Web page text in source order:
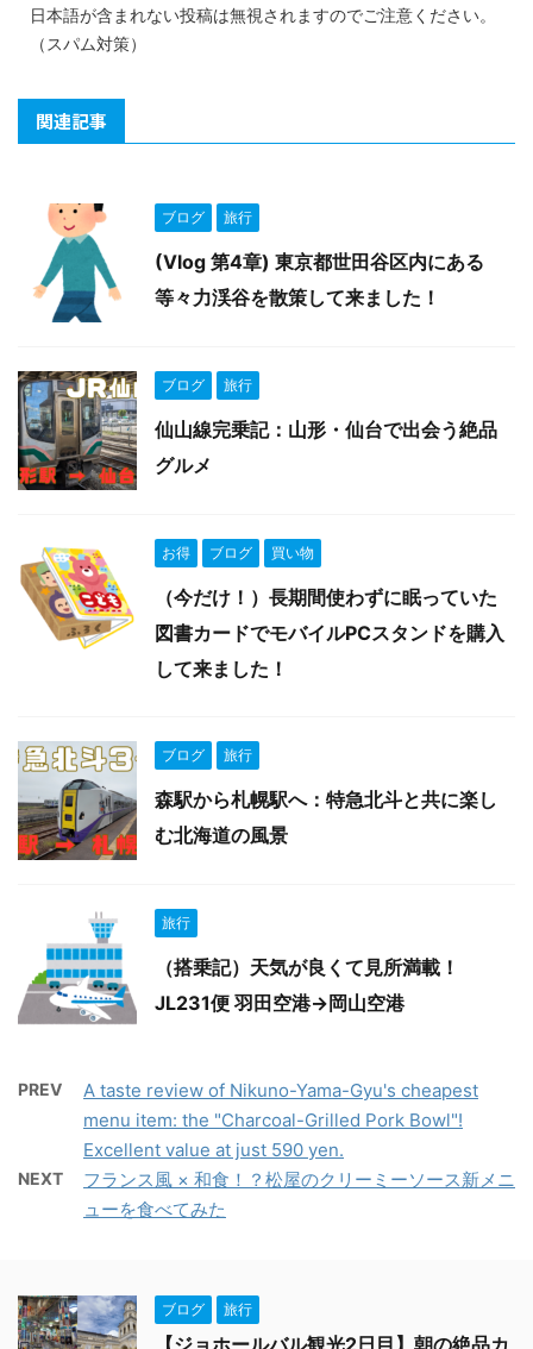
日本語が含まれない投稿は無視されますのでご注意ください。
（スパム対策）
関連記事
ブログ 旅行
(Vlog 第4章) 東京都世田谷区内にある
等々力渓谷を散策して来ました！
ブログ 旅行
仙山線完乗記：山形・仙台で出会う絶品
グルメ
お得 ブログ 買い物
（今だけ！）長期間使わずに眠っていた
図書カードでモバイルPCスタンドを購入
して来ました！
ブログ 旅行
森駅から札幌駅へ：特急北斗と共に楽し
む北海道の風景
旅行
（搭乗記）天気が良くて見所満載！
JL231便 羽田空港→岡山空港
PREV
A taste review of Nikuno-Yama-Gyu's cheapest
menu item: the "Charcoal-Grilled Pork Bowl"!
Excellent value at just 590 yen.
NEXT
フランス風 × 和食！？松屋のクリーミーソース新メニ
ューを食べてみた
ブログ 旅行